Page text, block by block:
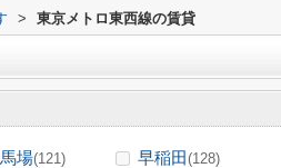
> 東京メトロ東西線の賃貸
場(121) 早稲田(128)